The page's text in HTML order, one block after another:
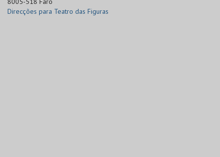
Direcções para Teatro das Figuras